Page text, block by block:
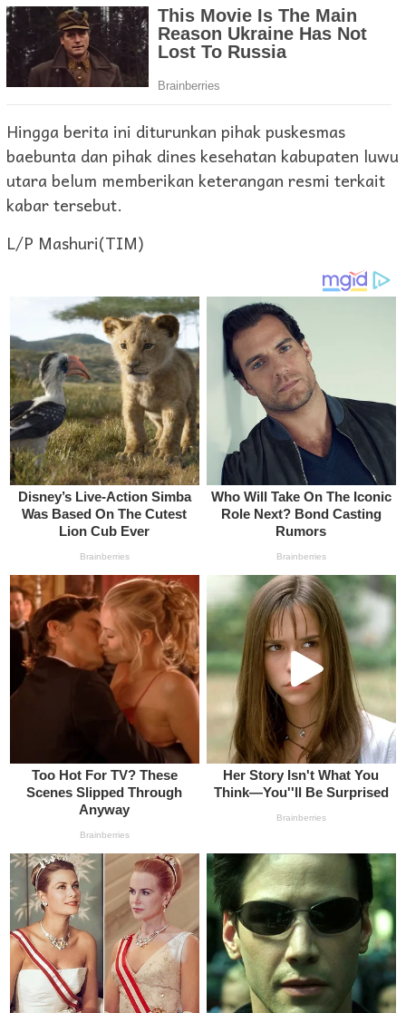
Hingga berita ini diturunkan pihak puskesmas
baebunta dan pihak dines kesehatan kabupaten luwu
utara belum memberikan keterangan resmi terkait
kabar tersebut.
L/P Mashuri(TIM)